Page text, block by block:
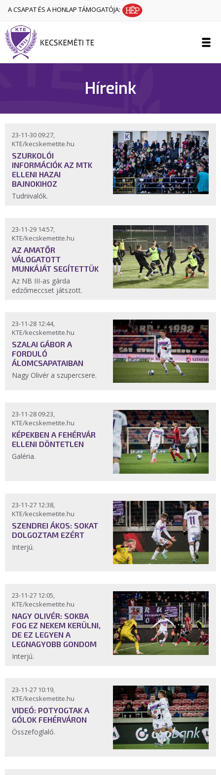
A CSAPAT ÉS A HONLAP TÁMOGATÓJA:
Híreink
23-11-30 09:27,
KTE/kecskemetite.hu
SZURKOLÓI
INFORMÁCIÓK AZ MTK
ELLENI HAZAI
BAJNOKIHOZ
Tudnivalók.
23-11-29 14:57,
KTE/kecskemetite.hu
AZ AMATŐR
VÁLOGATOTT
MUNKÁJÁT SEGÍTETTÜK
Az NB III-as gárda
edzőmeccset játszott.
23-11-28 12:44,
KTE/kecskemetite.hu
SZALAI GÁBOR A
FORDULÓ
ÁLOMCSAPATAIBAN
Nagy Olivér a szupercsere.
23-11-28 09:23,
KTE/kecskemetite.hu
KÉPEKBEN A FEHÉRVÁR
ELLENI DÖNTETLEN
Galéria.
23-11-27 12:38,
KTE/kecskemetite.hu
SZENDREI ÁKOS: SOKAT
DOLGOZTAM EZÉRT
Interjú.
23-11-27 12:05,
KTE/kecskemetite.hu
NAGY OLIVÉR: SOKBA
FOG EZ NEKEM KERÜLNI,
DE EZ LEGYEN A
LEGNAGYOBB GONDOM
Interjú.
23-11-27 10:19,
KTE/kecskemetite.hu
VIDEÓ: POTYOGTAK A
GÓLOK FEHÉRVÁRON
Összefoglaló.